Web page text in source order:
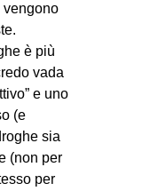
vengono
è più
vada
e uno
(e
sia
(non per
per